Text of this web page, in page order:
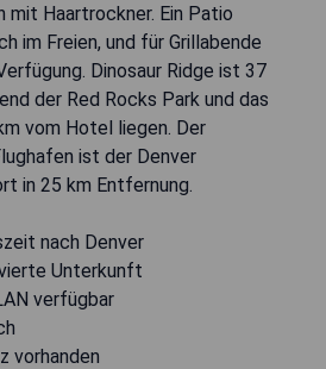
mit Haartrockner. Ein Patio
im Freien, und für Grillabende
Dinosaur Ridge ist 37
der Red Rocks Park und das
vom Hotel liegen. Der
ist der Denver
in 25 km Entfernung.
nach Denver
Unterkunft
verfügbar
vorhanden